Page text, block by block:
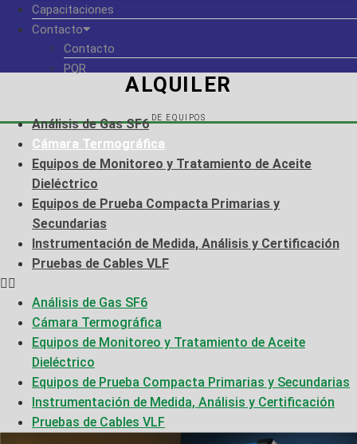
Capacitaciones
Contacto
Contacto
PQR
ALQUILER
DE EQUIPOS
Análisis de Gas SF6
Cámara Termográfica
Equipos de Monitoreo y Tratamiento de Aceite
Dieléctrico
Equipos de Prueba Compacta Primarias y
Secundarias
Instrumentación de Medida, Análisis y Certificación
Pruebas de Cables VLF
Análisis de Gas SF6
Cámara Termográfica
Equipos de Monitoreo y Tratamiento de Aceite
Dieléctrico
Equipos de Prueba Compacta Primarias y Secundarias
Instrumentación de Medida, Análisis y Certificación
Pruebas de Cables VLF